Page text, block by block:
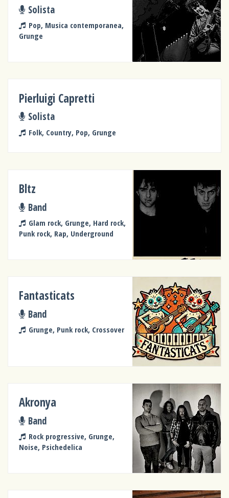
Solista
Pop, Musica contemporanea,
Grunge
Pierluigi Capretti
Solista
Folk, Country, Pop, Grunge
Bltz
Band
Glam rock, Grunge, Hard rock,
Punk rock, Rap, Underground
Fantasticats
Band
Grunge, Punk rock, Crossover
Akronya
Band
Rock progressive, Grunge,
Noise, Psichedelica